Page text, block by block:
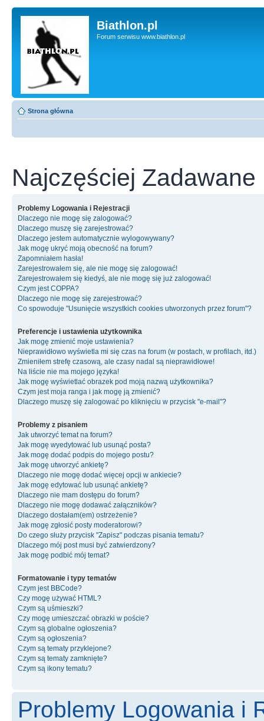
Biathlon.pl
Forum serwisu www.biathlon.pl
Strona główna
Najczęściej Zadawane
Problemy Logowania i Rejestracji
Dlaczego nie mogę się zalogować?
Dlaczego muszę się zarejestrować?
Dlaczego jestem automatycznie wylogowywany?
Jak mogę ukryć moją obecność na forum?
Zapomniałem hasła!
Zarejestrowałem się, ale nie mogę się zalogować!
Zarejestrowałem się kiedyś, ale nie mogę się już zalogować!
Czym jest COPPA?
Dlaczego nie mogę się zarejestrować?
Co spowoduje "Usunięcie wszystkich cookies utworzonych przez forum"?
Preferencje i ustawienia użytkownika
Jak mogę zmienić moje ustawienia?
Nieprawidłowo wyświetla mi się czas na forum (w postach, w profilach, itd.)
Zmieniłem strefę czasową, ale czasy nadal są nieprawidłowe!
Na liście nie ma mojego języka!
Jak mogę wyświetlać obrazek pod moją nazwą użytkownika?
Czym jest moja ranga i jak mogę ją zmienić?
Dlaczego muszę się zalogować po kliknięciu w przycisk "e-mail"?
Problemy z pisaniem
Jak utworzyć temat na forum?
Jak mogę wyedytować lub usunąć posta?
Jak mogę dodać podpis do mojego postu?
Jak mogę utworzyć ankietę?
Dlaczego nie mogę dodać więcej opcji w ankiecie?
Jak mogę edytować lub usunąć ankietę?
Dlaczego nie mam dostępu do forum?
Dlaczego nie mogę dodawać załączników?
Dlaczego dostałam(em) ostrzeżenie?
Jak mogę zgłosić posty moderatorowi?
Do czego służy przycisk "Zapisz" podczas pisania tematu?
Dlaczego mój post musi być zatwierdzony?
Jak mogę podbić mój temat?
Formatowanie i typy tematów
Czym jest BBCode?
Czy mogę używać HTML?
Czym są uśmieszki?
Czy mogę umieszczać obrazki w poście?
Czym są globalne ogłoszenia?
Czym są ogłoszenia?
Czym są tematy przyklejone?
Czym są tematy zamknięte?
Czym są ikony tematu?
Problemy Logowania i